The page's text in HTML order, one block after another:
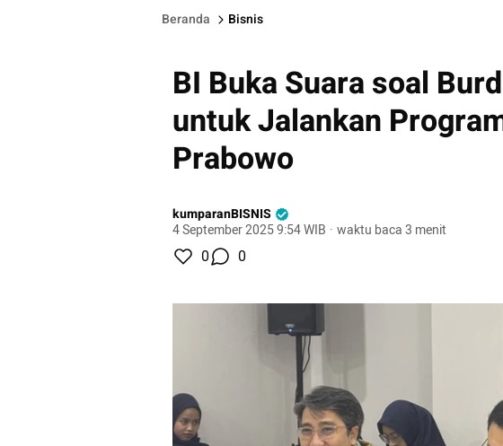
Beranda Bisnis
BI Buka Suara soal
untuk Jalankan
Prabowo
kumparanBISNIS
4 September 2025 9:54 WIB · waktu baca 3 menit
0 0